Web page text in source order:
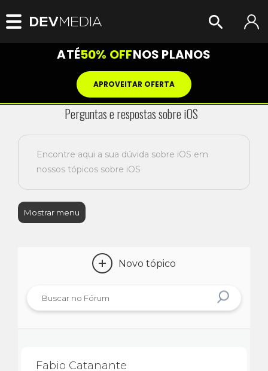
ATÉ50% OFFNOS PLANOS
APROVEITAR OFERTA
Perguntas e respostas sobre iOS
Encontre aqui a sua dúvida sobre iOS em
nossos tópicos sobre iOS
Mostrar menu
+ Novo tópico
Fabio Catanante